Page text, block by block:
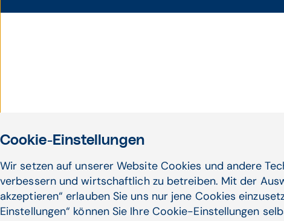
Cookie-Einstellungen
Wir setzen auf unserer Website Cookies und andere
verbessern und wirtschaftlich zu betreiben. Mit der
akzeptieren“ erlauben Sie uns nur jene Cookies
Einstellungen“ können Sie Ihre Cookie-Einstellungen